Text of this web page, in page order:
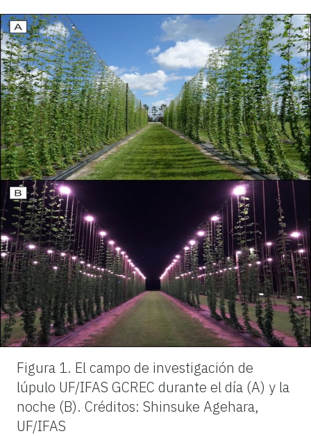
Figura 1. El campo de investigación de
lúpulo UF/IFAS GCREC durante el día (A) y la
noche (B). Créditos: Shinsuke Agehara,
UF/IFAS